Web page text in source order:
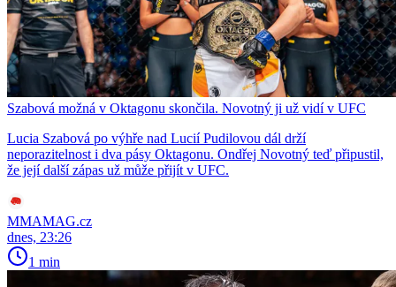
Szabová možná v Oktagonu skončila. Novotný ji už vidí v UFC
Lucia Szabová po výhře nad Lucií Pudilovou dál drží
neporazitelnost i dva pásy Oktagonu. Ondřej Novotný teď připustil,
že její další zápas už může přijít v UFC.
MMAMAG.cz
dnes, 23:26
1 min